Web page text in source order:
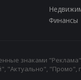
Финансы
знаками
"Актуально", "Промо",